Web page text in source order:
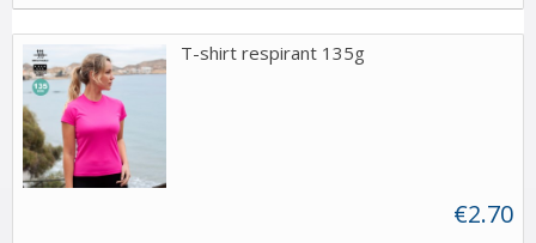
T-shirt respirant 135g
€2.70